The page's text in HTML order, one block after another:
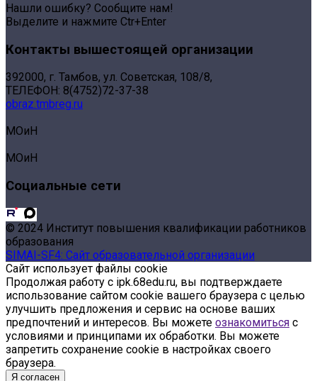
Нашли ошибку? Сообщите нам!
Выделите и нажмите Ctr+Enter
Контакты вышестоящей организации
392000, г. Тамбов, ул. Советская, 108/8,
ТЕЛЕФОН: 8(4752)72-37-38
obraz.tmbreg.ru
МОиН
МОиН
Социальные сети
© 2024 Институт повышения квалификации работников
образования
SIMAI-SF4: Сайт образовательной организации
Сайт использует файлы cookie
Продолжая работу с ipk.68edu.ru, вы подтверждаете
использование сайтом cookie вашего браузера с целью
улучшить предложения и сервис на основе ваших
предпочтений и интересов. Вы можете ознакомиться с
условиями и принципами их обработки. Вы можете
запретить сохранение cookie в настройках своего
браузера.
Я согласен